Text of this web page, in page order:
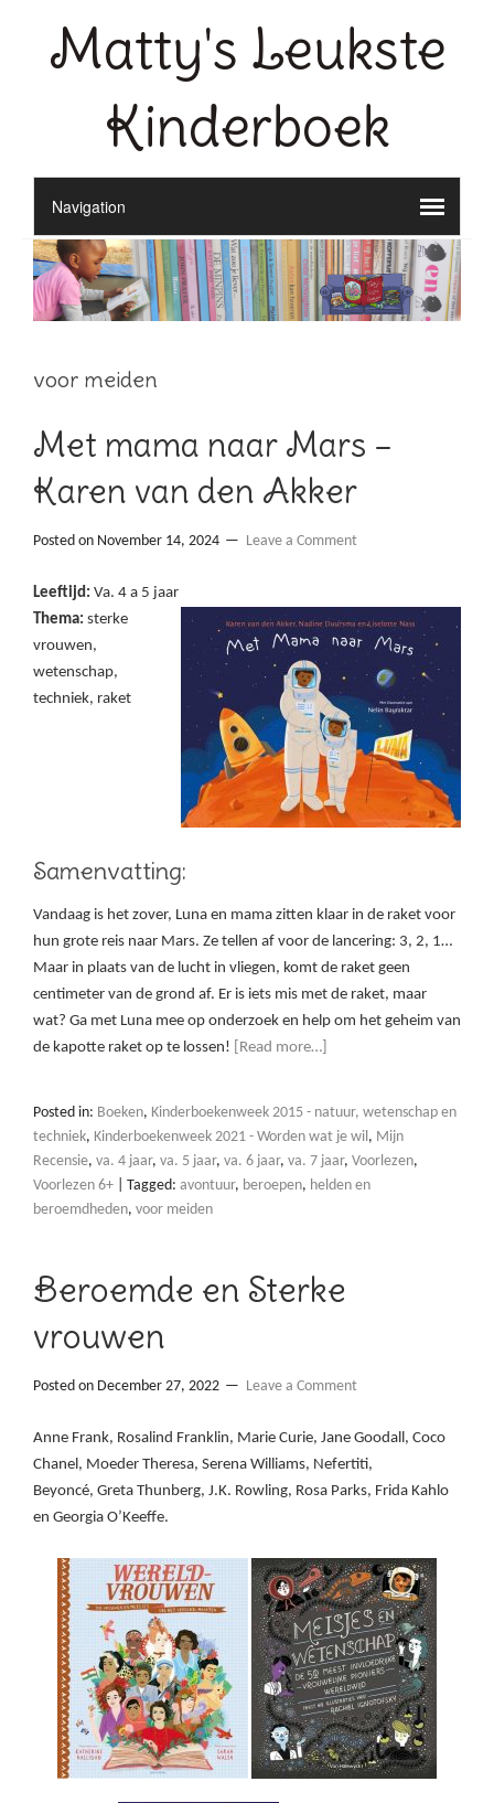
Matty's Leukste
Kinderboek
voor meiden
Met mama naar Mars –
Karen van den Akker
Posted on November 14, 2024 Leave a Comment
Leeftijd: Va. 4 a 5 jaar
Thema: sterke
vrouwen,
wetenschap,
techniek, raket
Samenvatting:
Vandaag is het zover, Luna en mama zitten klaar in de raket voor
hun grote reis naar Mars. Ze tellen af voor de lancering: 3, 2, 1…
Maar in plaats van de lucht in vliegen, komt de raket geen
centimeter van de grond af. Er is iets mis met de raket, maar
wat? Ga met Luna mee op onderzoek en help om het geheim van
de kapotte raket op te lossen!
[Read more…]
Posted in: Boeken, Kinderboekenweek 2015 - natuur, wetenschap en
techniek, Kinderboekenweek 2021 - Worden wat je wil, Mijn
Recensie, va. 4 jaar, va. 5 jaar, va. 6 jaar, va. 7 jaar, Voorlezen,
Voorlezen 6+
Tagged: avontuur, beroepen, helden en
beroemdheden, voor meiden
Beroemde en Sterke
vrouwen
Posted on December 27, 2022 Leave a Comment
Anne Frank, Rosalind Franklin, Marie Curie, Jane Goodall, Coco
Chanel, Moeder Theresa, Serena Williams, Nefertiti,
Beyoncé, Greta Thunberg, J.K. Rowling, Rosa Parks, Frida Kahlo
en Georgia O’Keeffe.